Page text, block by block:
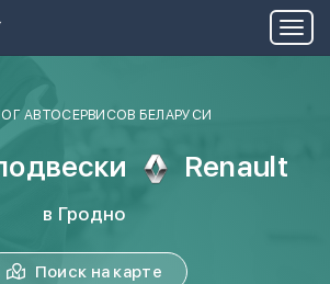
АВТОСЕРВИСОВ БЕЛАРУСИ
Renault
в Гродно
Поиск на карте